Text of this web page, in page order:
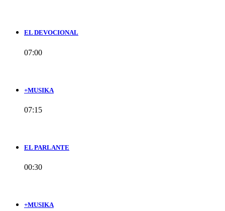
EL DEVOCIONAL
07:00
+MUSIKA
07:15
EL PARLANTE
00:30
+MUSIKA